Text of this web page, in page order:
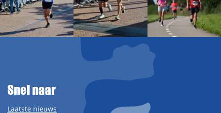
Snel naar
Laatste nieuws